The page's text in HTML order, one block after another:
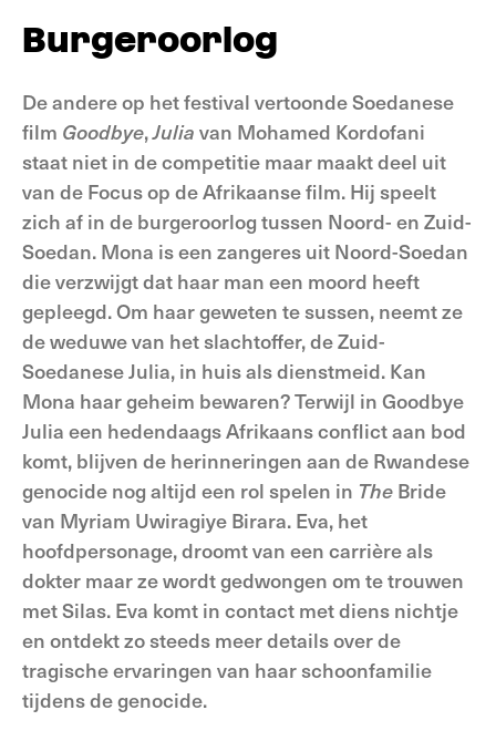
Burgeroorlog
De andere op het festival vertoonde Soedanese
film Goodbye,Julia van Mohamed Kordofani
staat niet in de competitie maar maakt deel uit
van de Focus op de Afrikaanse film. Hij speelt
zich af in de burgeroorlog tussen Noord- en Zuid-
Soedan. Mona is een zangeres uit Noord-Soedan
die verzwijgt dat haar man een moord heeft
gepleegd. Om haar geweten te sussen, neemt ze
de weduwe van het slachtoffer, de Zuid-
Soedanese Julia, in huis als dienstmeid. Kan
Mona haar geheim bewaren? Terwijl in Goodbye
Julia een hedendaags Afrikaans conflict aan bod
komt, blijven de herinneringen aan de Rwandese
genocide nog altijd een rol spelen in The Bride
van Myriam Uwiragiye Birara. Eva, het
hoofdpersonage, droomt van een carrière als
dokter maar ze wordt gedwongen om te trouwen
met Silas. Eva komt in contact met diens nichtje
en ontdekt zo steeds meer details over de
tragische ervaringen van haar schoonfamilie
tijdens de genocide.